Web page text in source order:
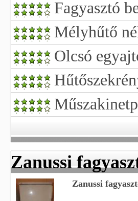
Fagyasztó
Mélyhűtő
Olcsó
Zanussi
Zanussi